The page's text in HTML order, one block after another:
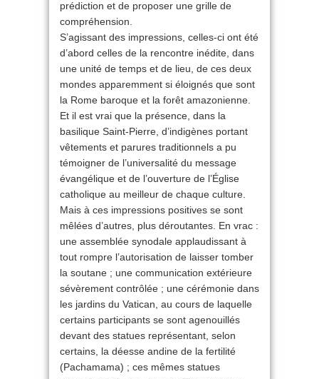
prédiction et de proposer une grille de
compréhension.
S’agissant des impressions, celles-ci ont été
d’abord celles de la rencontre inédite, dans
une unité de temps et de lieu, de ces deux
mondes apparemment si éloignés que sont
la Rome baroque et la forêt amazonienne.
Et il est vrai que la présence, dans la
basilique Saint-Pierre, d’indigènes portant
vêtements et parures traditionnels a pu
témoigner de l’universalité du message
évangélique et de l’ouverture de l’Église
catholique au meilleur de chaque culture.
Mais à ces impressions positives se sont
mêlées d’autres, plus déroutantes. En vrac :
une assemblée synodale applaudissant à
tout rompre l’autorisation de laisser tomber
la soutane ; une communication extérieure
sévèrement contrôlée ; une cérémonie dans
les jardins du Vatican, au cours de laquelle
certains participants se sont agenouillés
devant des statues représentant, selon
certains, la déesse andine de la fertilité
(Pachamama) ; ces mêmes statues